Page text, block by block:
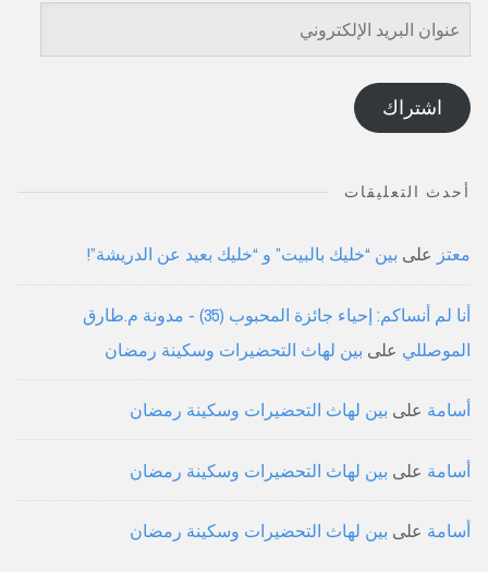
عنوان
البريد
الإلكتروني
اشتراك
أحدث التعليقات
معتز على بين “خليك بالبيت” و “خليك بعيد عن الدريشة”!
أنا لم أنساكم: إحياء جائزة المحبوب (35) - مدونة م.طارق
الموصللي على بين لهاث التحضيرات وسكينة رمضان
أسامة على بين لهاث التحضيرات وسكينة رمضان
أسامة على بين لهاث التحضيرات وسكينة رمضان
أسامة على بين لهاث التحضيرات وسكينة رمضان